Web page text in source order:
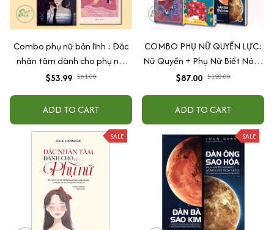
Combo phụ nữ bản lĩnh : Đắc
nhân tâm dành cho phụ nữ,
Quý Cô Thịnh Vượng - Khi Phụ
kế phụ nữ, Hãy yêu bằng lý trí
$53.99 $61.00
ADD TO CART
COMBO PHỤ NỮ QUYỀN LỰC:
Nữ Quyền + Phụ Nữ Biết Nói +
Đàn Ông Sao Hỏa, Đàn Bà Sao
Đuổi Đàn Ông + Đàn Ông Bóc
$87.00 $120.00
ADD TO CART
SALE SALE